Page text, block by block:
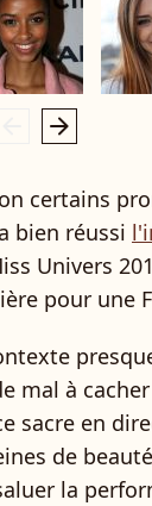
arrow_right
certains
bien réussi
Univers
pour une
mal à
sacre en
de
la